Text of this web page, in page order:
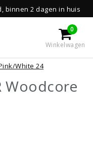
2 dagen in huis
0
Winkelwagen
White 24
Woodcore